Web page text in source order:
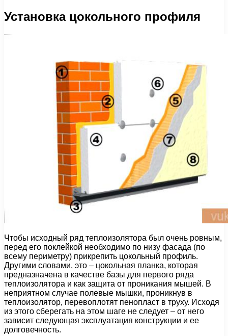
Установка цокольного профиля
Чтобы исходный ряд теплоизолятора был очень ровным,
перед его поклейкой необходимо по низу фасада (по
всему периметру) прикрепить цокольный профиль.
Другими словами, это – цокольная планка, которая
предназначена в качестве базы для первого ряда
теплоизолятора и как защита от проникания мышей. В
неприятном случае полевые мышки, проникнув в
теплоизолятор, перевоплотят пенопласт в труху. Исходя
из этого сберегать на этом шаге не следует – от него
зависит следующая эксплуатация конструкции и ее
долговечность.